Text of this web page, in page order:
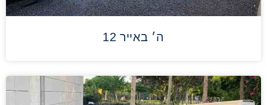
ה׳ באייר 12